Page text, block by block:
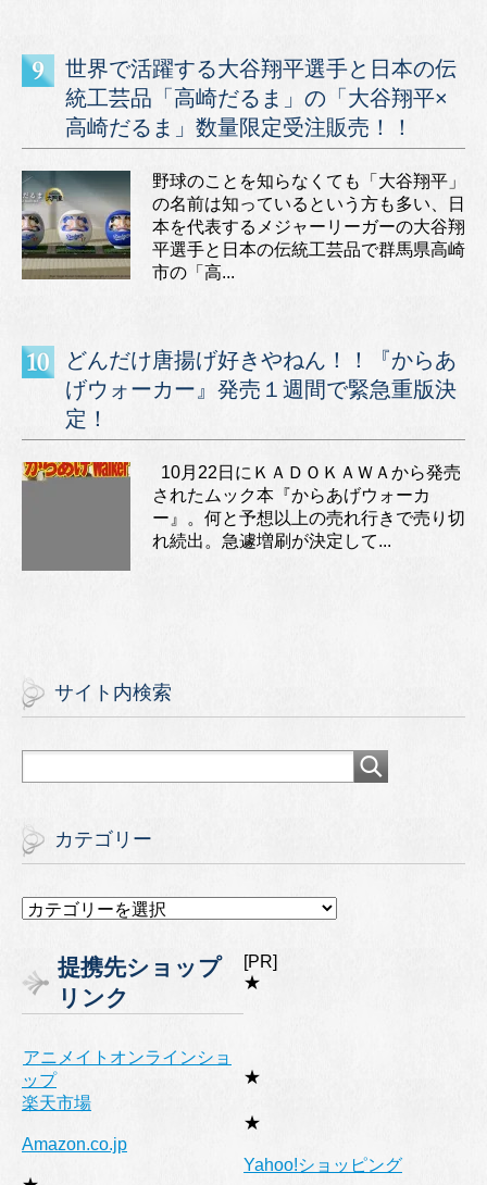
世界で活躍する大谷翔平選手と日本の伝
統工芸品「高崎だるま」の「大谷翔平×
高崎だるま」数量限定受注販売！！
野球のことを知らなくても「大谷翔平」
の名前は知っているという方も多い、日
本を代表するメジャーリーガーの大谷翔
平選手と日本の伝統工芸品で群馬県高崎
市の「高...
どんだけ唐揚げ好きやねん！！『からあ
げウォーカー』発売１週間で緊急重版決
定！
10月22日にＫＡＤＯＫＡＷＡから発売
されたムック本『からあげウォーカ
ー』。何と予想以上の売れ行きで売り切
れ続出。急遽増刷が決定して...
サイト内検索
カテゴリー
カ
リ
ー
提携先ショップ
リンク
[PR]
★
アニメイトオンラインショ
ップ
★
楽天市場
★
Amazon.co.jp
Yahoo!ショッピング